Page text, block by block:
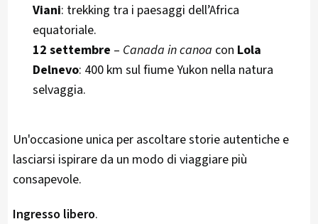
Viani: trekking tra i paesaggi dell’Africa
equatoriale.
12 settembre – Canada in canoa con Lola
Delnevo: 400 km sul fiume Yukon nella natura
selvaggia.
Un'occasione unica per ascoltare storie autentiche e
lasciarsi ispirare da un modo di viaggiare più
consapevole.
Ingresso libero.